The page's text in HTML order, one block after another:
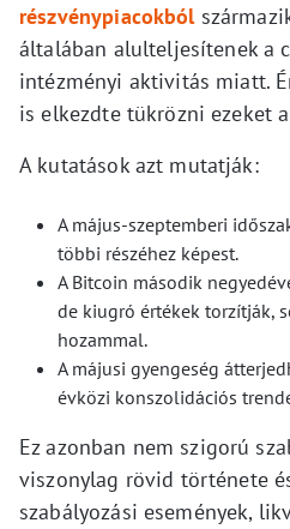
részvénypiacokból
általában alulteljesítenek a
intézményi aktivitás miatt.
is elkezdte tükrözni ezeket
A kutatások azt mutatják:
A május-szeptemberi
többi részéhez képest.
A Bitcoin második
de kiugró értékek torzítják,
hozammal.
A májusi gyengeség
évközi konszolidációs
Ez azonban nem szigorú
viszonylag rövid története
szabályozási események,